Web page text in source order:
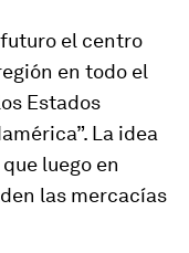
futuro el centro
en todo el
Estados
La idea
luego en
las mercacías